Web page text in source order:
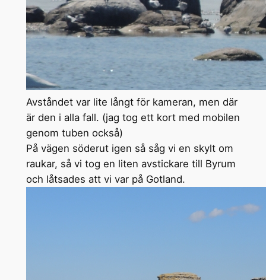
Avståndet var lite långt för kameran, men där
är den i alla fall. (jag tog ett kort med mobilen
genom tuben också)
På vägen söderut igen så såg vi en skylt om
raukar, så vi tog en liten avstickare till Byrum
och låtsades att vi var på Gotland.